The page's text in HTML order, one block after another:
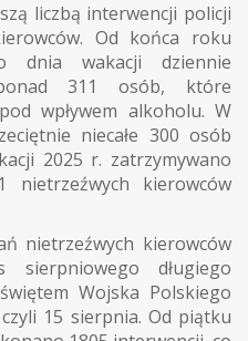
liczbą interwencji policji
Od końca roku
dnia wakacji dziennie
311 osób, które
wpływem alkoholu. W
niecałe 300 osób
2025 r. zatrzymywano
kierowców
nietrzeźwych kierowców
sierpniowego długiego
Wojska Polskiego
15 sierpnia. Od piątku